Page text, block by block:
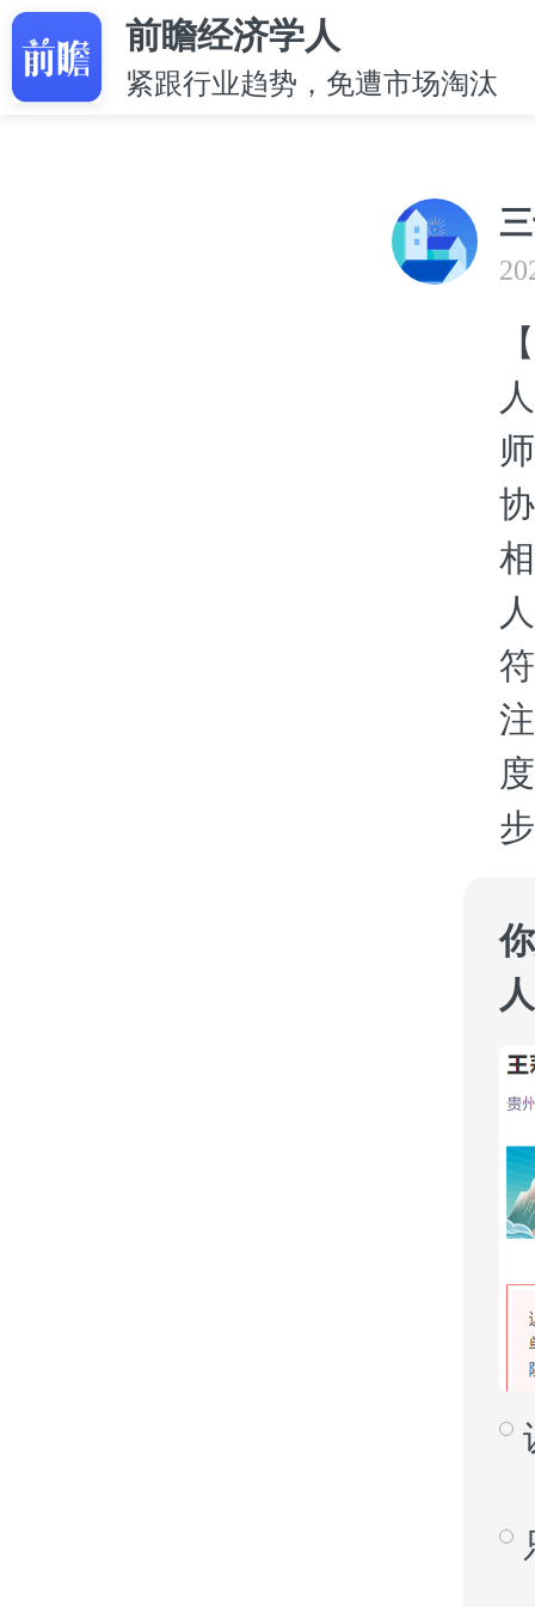
前瞻经济学人
紧跟行业趋势，免遭市场淘汰